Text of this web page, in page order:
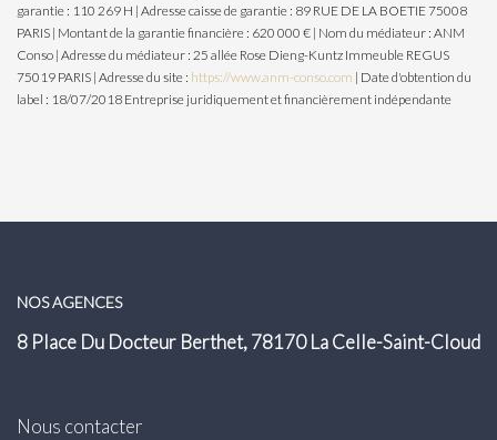
garantie : 110 269 H | Adresse caisse de garantie : 89 RUE DE LA BOETIE 75008
PARIS | Montant de la garantie financière : 620 000 € | Nom du médiateur : ANM
Conso | Adresse du médiateur : 25 allée Rose Dieng-Kuntz Immeuble REGUS
75019 PARIS | Adresse du site : https://www.anm-conso.com | Date d'obtention du
label : 18/07/2018 Entreprise juridiquement et financièrement indépendante
NOS AGENCES
8 Place Du Docteur Berthet, 78170 La Celle-Saint-Cloud
Nous contacter